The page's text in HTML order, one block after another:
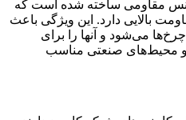
جنس مقاومی ساخته شده است که
بالایی دارد. این ویژگی باعث
می‌شود و آنها را برای
محیط‌های صنعتی مناسب